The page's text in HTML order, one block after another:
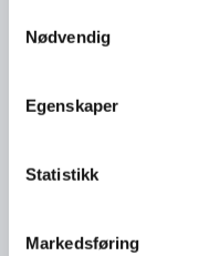
Nødvendig
Egenskaper
Statistikk
Markedsføring